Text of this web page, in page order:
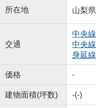
所在地 山梨県
交通
中央線
中央線
身延線
価格 -
建物面積(坪数) -(-)